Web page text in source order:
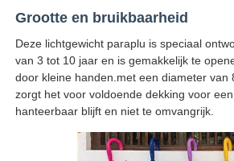
Automatische open paraplu's
Omgekeerde paraplu's
Houten paraplu's
Grootte en bruikbaarheid
Deze lichtgewicht paraplu is speciaal
van 3 tot 10 jaar en is gemakkelijk te
door kleine handen.met een diameter van
zorgt het voor voldoende dekking voor
hanteerbaar blijft en niet te omvangrijk.